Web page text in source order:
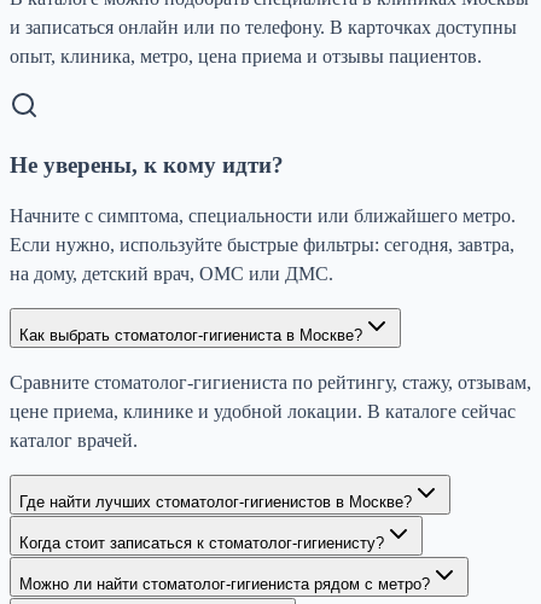
и записаться онлайн или по телефону. В карточках доступны
опыт, клиника, метро, цена приема и отзывы пациентов.
Не уверены, к кому идти?
Начните с симптома, специальности или ближайшего метро.
Если нужно, используйте быстрые фильтры: сегодня, завтра,
на дому, детский врач, ОМС или ДМС.
Как выбрать стоматолог-гигиениста в Москве?
Сравните стоматолог-гигиениста по рейтингу, стажу, отзывам,
цене приема, клинике и удобной локации. В каталоге сейчас
каталог врачей.
Где найти лучших стоматолог-гигиенистов в Москве?
Когда стоит записаться к стоматолог-гигиенисту?
Можно ли найти стоматолог-гигиениста рядом с метро?